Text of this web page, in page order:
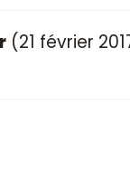
(21 février